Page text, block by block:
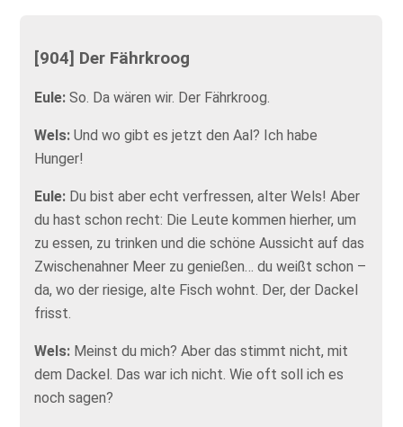
[904] Der Fährkroog
Eule:So. Da wären wir. Der Fährkroog.
Wels:Und wo gibt es jetzt den Aal? Ich habe
Hunger!
Eule: Du bist aber echt verfressen, alter Wels! Aber
du hast schon recht: Die Leute kommen hierher, um
zu essen, zu trinken und die schöne Aussicht auf das
Zwischenahner Meer zu genießen… du weißt schon –
da, wo der riesige, alte Fisch wohnt. Der, der Dackel
frisst.
Wels: Meinst du mich? Aber das stimmt nicht, mit
dem Dackel. Das war ich nicht. Wie oft soll ich es
noch sagen?